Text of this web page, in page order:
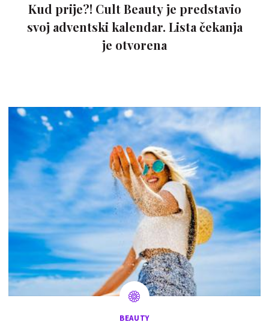
Kud prije?! Cult Beauty je predstavio
svoj adventski kalendar. Lista čekanja
je otvorena
BEAUTY